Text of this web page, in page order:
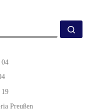
04
Preußen